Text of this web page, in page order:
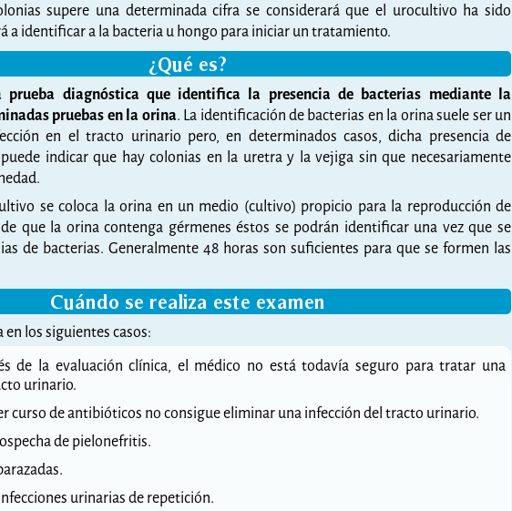
supere una determinada cifra se considerará que el urocultivo ha sido
a identificar a la bacteria u hongo para iniciar un tratamiento.
¿Qué es?
prueba diagnóstica que identifica la presencia de bacterias mediante la
pruebas en la orina. La identificación de bacterias en la orina suele ser un
en el tracto urinario pero, en determinados casos, dicha presencia de
indicar que hay colonias en la uretra y la vejiga sin que necesariamente
se coloca la orina en un medio (cultivo) propicio para la reproducción de
que la orina contenga gérmenes éstos se podrán identificar una vez que se
de bacterias. Generalmente 48 horas son suficientes para que se formen las
Cuándo se realiza este examen
los siguientes casos:
de la evaluación clínica, el médico no está todavía seguro para tratar una
urinario.
curso de antibióticos no consigue eliminar una infección del tracto urinario.
de pielonefritis.
urinarias de repetición.